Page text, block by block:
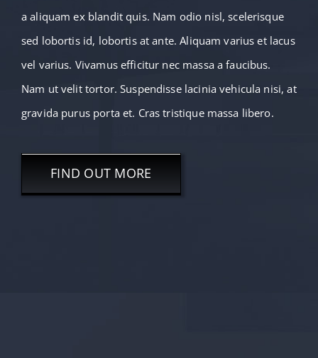
a aliquam ex blandit quis. Nam odio nisl, scelerisque
sed lobortis id, lobortis at ante. Aliquam varius et lacus
vel varius. Vivamus efficitur nec massa a faucibus.
Nam ut velit tortor. Suspendisse lacinia vehicula nisi, at
gravida purus porta et. Cras tristique massa libero.
FIND OUT MORE